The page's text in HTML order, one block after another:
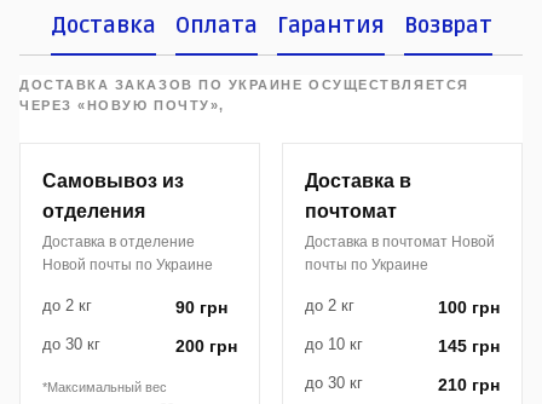
Доставка Оплата Гарантия Возврат
ДОСТАВКА ЗАКАЗОВ ПО УКРАИНЕ ОСУЩЕСТВЛЯЕТСЯ
ЧЕРЕЗ «НОВУЮ ПОЧТУ»,
Самовывоз из
отделения
Доставка в отделение
Новой почты по Украине
до 2 кг 90 грн
до 30 кг 200 грн
*Максимальный вес
Доставка в
почтомат
Доставка в почтомат Новой
почты по Украине
до 2 кг 100 грн
до 10 кг 145 грн
до 30 кг 210 грн